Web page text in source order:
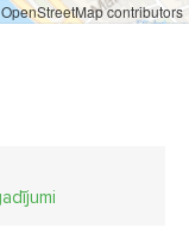
contributors